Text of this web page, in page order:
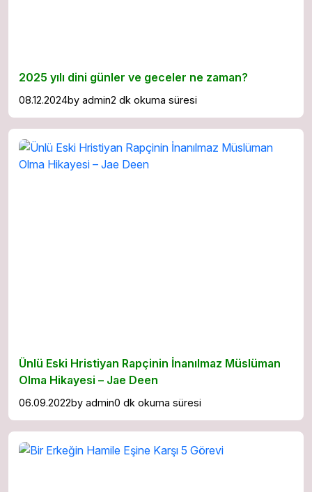
2025 yılı dini günler ve geceler ne zaman?
08.12.2024by admin2 dk okuma süresi
Ünlü Eski Hristiyan Rapçinin İnanılmaz Müslüman
Olma Hikayesi – Jae Deen
06.09.2022by admin0 dk okuma süresi